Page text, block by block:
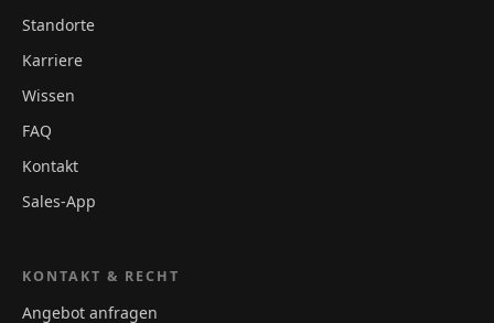
Standorte
Karriere
Wissen
FAQ
Kontakt
Sales-App
KONTAKT & RECHT
Angebot anfragen